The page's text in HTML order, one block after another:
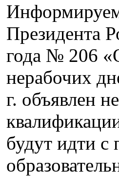
Президента
года № 206
нерабочих
г. объявлен
будут идти